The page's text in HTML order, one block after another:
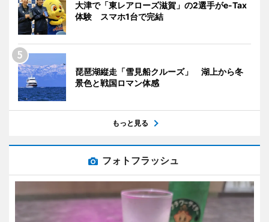
大津で「東レアローズ滋賀」の2選手がe-Tax
体験 スマホ1台で完結
琵琶湖縦走「雪見船クルーズ」 湖上から冬
景色と戦国ロマン体感
もっと見る
フォトフラッシュ